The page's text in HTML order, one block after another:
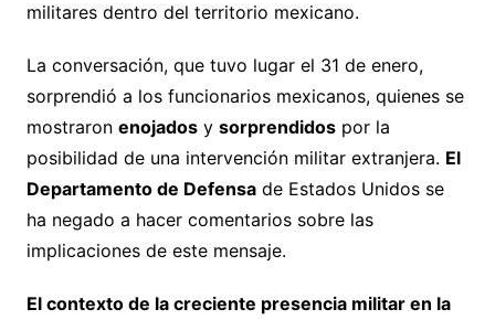
militares dentro del territorio mexicano.
La conversación, que tuvo lugar el 31 de enero,
sorprendió a los funcionarios mexicanos, quienes se
mostraron enojadosy sorprendidospor la
posibilidad de una intervención militar extranjera. El
Departamento de Defensade Estados Unidos se
ha negado a hacer comentarios sobre las
implicaciones de este mensaje.
El contexto de la creciente presencia militar en la